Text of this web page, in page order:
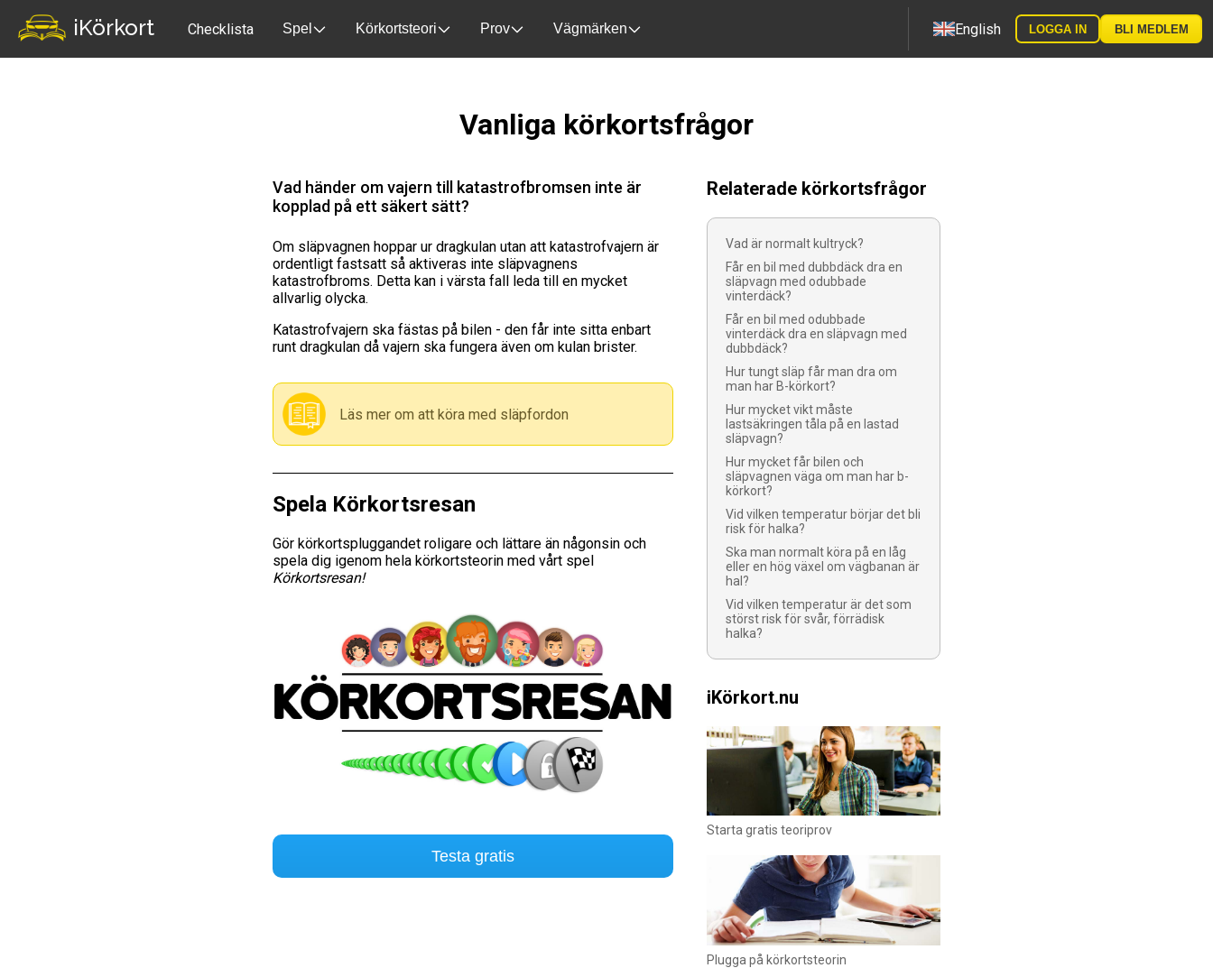
iKörkort Checklista Spel Körkortsteori Prov Vägmärken English LOGGA IN BLI MEDLEM
Vanliga körkortsfrågor
Vad händer om vajern till katastrofbromsen inte är
kopplad på ett säkert sätt?
Om släpvagnen hoppar ur dragkulan utan att katastrofvajern är
ordentligt fastsatt så aktiveras inte släpvagnens
katastrofbroms. Detta kan i värsta fall leda till en mycket
allvarlig olycka.
Katastrofvajern ska fästas på bilen - den får inte sitta enbart
runt dragkulan då vajern ska fungera även om kulan brister.
Läs mer om att köra med släpfordon
Spela Körkortsresan
Gör körkortspluggandet roligare och lättare än någonsin och
spela dig igenom hela körkortsteorin med vårt spel
Körkortsresan!
Testa gratis
Relaterade körkortsfrågor
Vad är normalt kultryck?
Får en bil med dubbdäck dra en
släpvagn med odubbade
vinterdäck?
Får en bil med odubbade
vinterdäck dra en släpvagn med
dubbdäck?
Hur tungt släp får man dra om
man har B-körkort?
Hur mycket vikt måste
lastsäkringen tåla på en lastad
släpvagn?
Hur mycket får bilen och
släpvagnen väga om man har b-
körkort?
Vid vilken temperatur börjar det bli
risk för halka?
Ska man normalt köra på en låg
eller en hög växel om vägbanan är
hal?
Vid vilken temperatur är det som
störst risk för svår, förrädisk
halka?
iKörkort.nu
Starta gratis teoriprov
Plugga på körkortsteorin